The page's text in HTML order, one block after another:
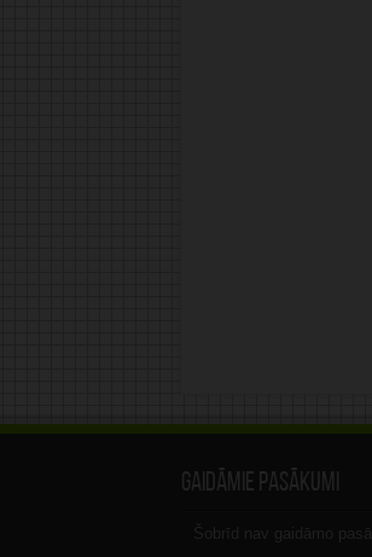
Gaidāmie pasākumi
Šobrīd nav gaidāmo